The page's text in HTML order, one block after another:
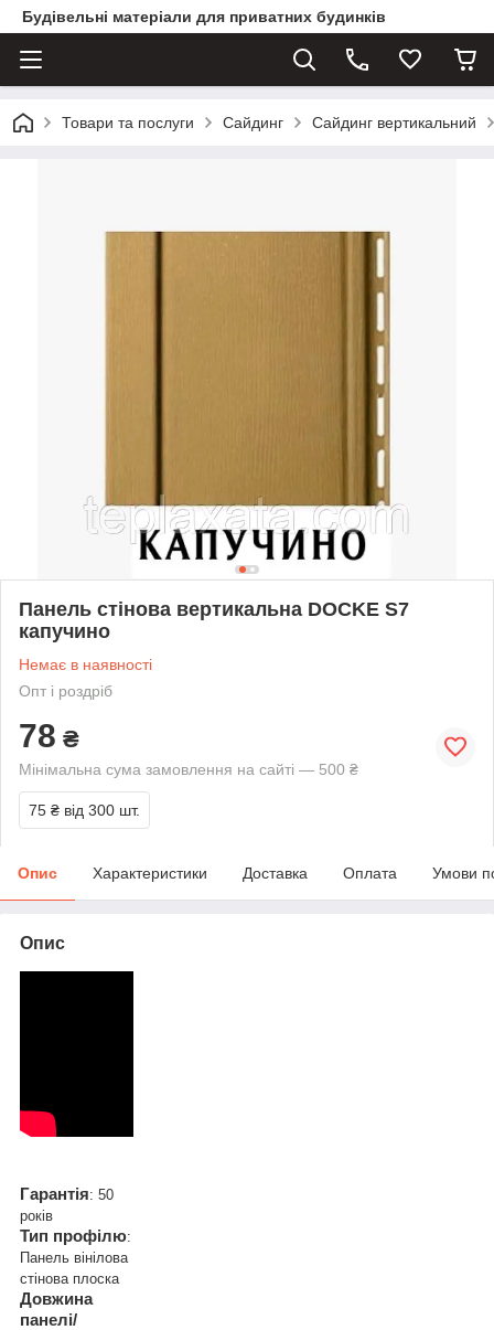
Будівельні матеріали для приватних будинків
Товари та послуги Сайдинг Сайдинг вертикальний
Панель стінова вертикальна DOCKE S7
капучино
Немає в наявності
Опт і роздріб
78 ₴
Мінімальна сума замовлення на сайті — 500 ₴
75 ₴ від 300 шт.
Опис Характеристики Доставка Оплата Умови
Опис
Гарантія: 50
років
Тип профілю:
Панель вінілова
стінова плоска
Довжина
панелі/